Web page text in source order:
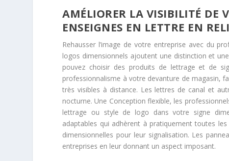
AMÉLIORER LA VISIBILITÉ DE
ENSEIGNES EN LETTRE EN
Rehausser l’image de votre entreprise avec du
logos dimensionnels ajoutent une distinction et
pouvez choisir des produits de lettrage et de
professionnalisme à votre devanture de magasin,
très visibles à distance. Les lettres de canal et
nocturne. Une Conception flexible, les
lettrage ou style de logo dans votre signe
adaptables qui adhèrent à pratiquement toutes
dimensionnelles pour leur signalisation. Les
entreprises en leur donnant un aspect imposant.